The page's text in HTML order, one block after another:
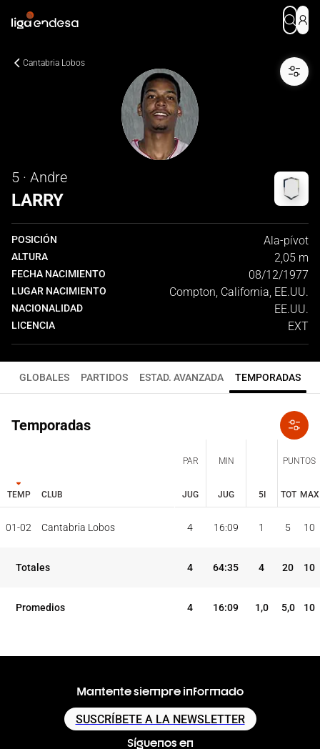
Cantabria Lobos
5 · Andre
LARRY
POSICIÓN Ala-pívot
ALTURA 2,05 m
FECHA NACIMIENTO 08/12/1977
LUGAR NACIMIENTO Compton, California, EE.UU.
NACIONALIDAD EE.UU.
LICENCIA EXT
GLOBALES PARTIDOS ESTAD. AVANZADA TEMPORADAS
Temporadas
TEMP CLUB
PAR MIN
5I
PUNTOS
JUG JUG TOT MAX
TEMP
PAR MIN
5I
PUNTOS
01-02 Cantabria Lobos 4 16:09 1 5 10
Totales 4 64:35 4 20 10
Promedios 4 16:09 1,0 5,0 10
Mantente siempre informado
SUSCRÍBETE A LA NEWSLETTER
Síguenos en